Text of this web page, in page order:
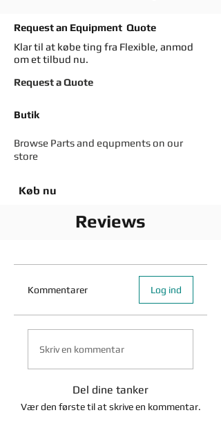
Request an Equipment Quote
Klar til at købe ting fra Flexible, anmod
om et tilbud nu.
Request a Quote
Butik
Browse Parts and equpments on our
store
Køb nu
Reviews
Kommentarer Log ind
Skriv en kommentar
Del dine tanker
Vær den første til at skrive en kommentar.